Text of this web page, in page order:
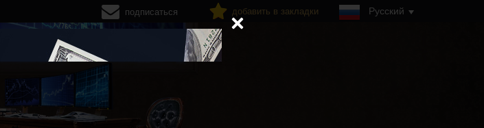
подписаться добавить в закладки Русский